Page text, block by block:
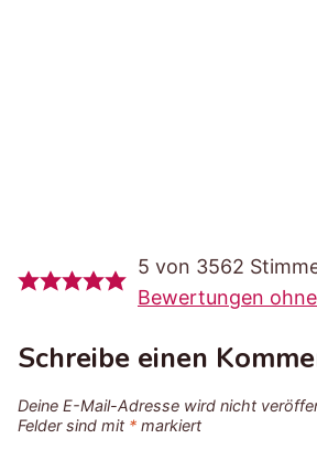
5 von 3562
Bewertungen
Schreibe einen
Deine E-Mail-Adresse wird nicht
Felder sind mit * markiert